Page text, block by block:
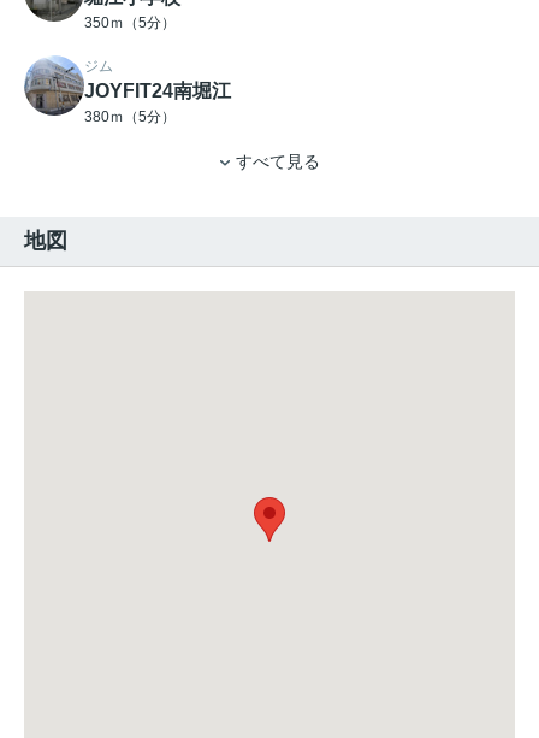
350ｍ（5分）
ジム
JOYFIT24南堀江
380ｍ（5分）
すべて見る
地図